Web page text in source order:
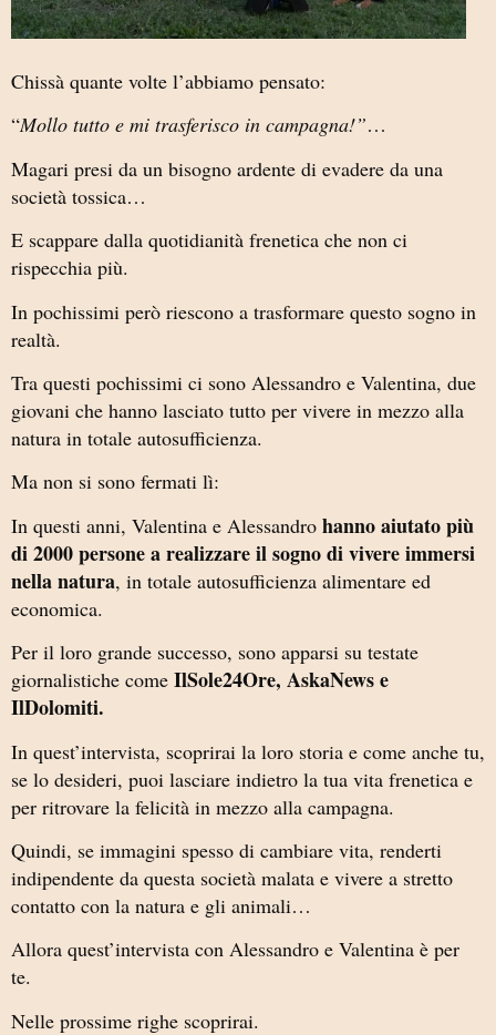
Chissà quante volte l’abbiamo pensato:
“Mollo tutto e mi trasferisco in campagna!”…
Magari presi da un bisogno ardente di evadere da una
società tossica…
E scappare dalla quotidianità frenetica che non ci
rispecchia più.
In pochissimi però riescono a trasformare questo sogno in
realtà.
Tra questi pochissimi ci sono Alessandro e Valentina, due
giovani che hanno lasciato tutto per vivere in mezzo alla
natura in totale autosufficienza.
Ma non si sono fermati lì:
In questi anni, Valentina e Alessandro hanno aiutato più
di 2000 persone a realizzare il sogno di vivere immersi
nella natura, in totale autosufficienza alimentare ed
economica.
Per il loro grande successo, sono apparsi su testate
giornalistiche come IlSole24Ore, AskaNews e
IlDolomiti.
In quest’intervista, scoprirai la loro storia e come anche tu,
se lo desideri, puoi lasciare indietro la tua vita frenetica e
per ritrovare la felicità in mezzo alla campagna.
Quindi, se immagini spesso di cambiare vita, renderti
indipendente da questa società malata e vivere a stretto
contatto con la natura e gli animali…
Allora quest’intervista con Alessandro e Valentina è per
te.
Nelle prossime righe scoprirai.